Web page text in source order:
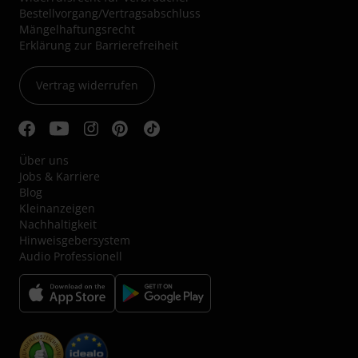
Bestellvorgang/Vertragsabschluss
Mängelhaftungsrecht
Erklärung zur Barrierefreiheit
Vertrag widerrufen
Über uns
Jobs & Karriere
Blog
Kleinanzeigen
Nachhaltigkeit
Hinweisgebersystem
Audio Professionell